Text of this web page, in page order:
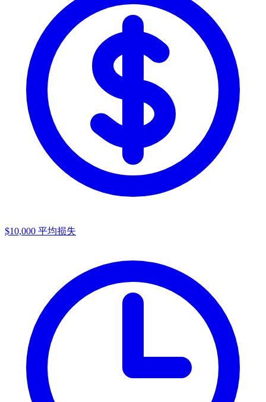
$10,000 平均损失